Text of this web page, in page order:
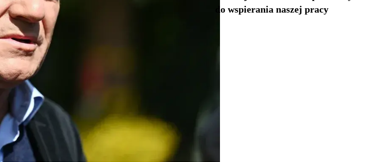
do wspierania naszej pracy